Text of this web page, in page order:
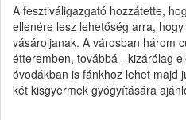
A fesztiváligazgató hozzátette,
ellenére lesz lehetőség arra,
vásároljanak. A városban három
étteremben, továbbá - kizárólag
óvodákban is fánkhoz lehet majd
két kisgyermek gyógyítására